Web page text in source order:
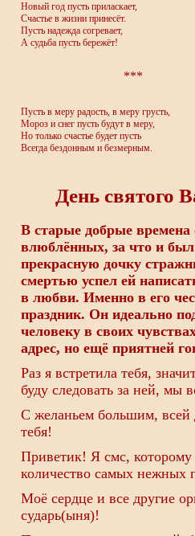
Новый год пусть приласкает,
Счастье в жизни принесёт.
Пусть надежда согревает,
А судьба пусть бережёт!
***
Пусть в меру радость, в меру грусть,
Мороз и снег пусть будут в меру,
Но только счастье будет пусть
Всегда бездонным и безмерным.
День святого
В старые добрые времена
влюблённых, за что и
прекрасную дочку
смертью успел ей
в любви. Именно в его
праздник. Он идеально
человеку в своих
адрес, но ещё приятней
Раз я встретила тебя,
буду следовать за ней, мы
С желаньем большим,
тебя!
Приветик! Я смс, которому
количество самых нежных
Моё сердце и все другие
сударь(ыня)!